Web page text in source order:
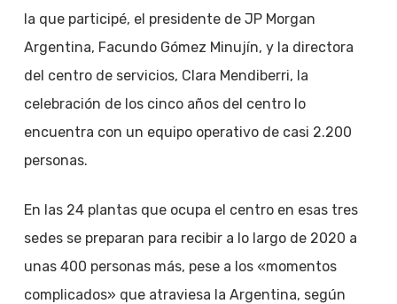
la que participé, el presidente de JP Morgan
Argentina, Facundo Gómez Minujín, y la directora
del centro de servicios, Clara Mendiberri, la
celebración de los cinco años del centro lo
encuentra con un equipo operativo de casi 2.200
personas.
En las 24 plantas que ocupa el centro en esas tres
sedes se preparan para recibir a lo largo de 2020 a
unas 400 personas más, pese a los «momentos
complicados» que atraviesa la Argentina, según